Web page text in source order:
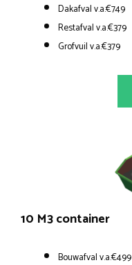
Dakafval v.a.€749
Restafval v.a.€379
Grofvuil v.a.€379
10 M3 container
Bouwafval v.a.€499